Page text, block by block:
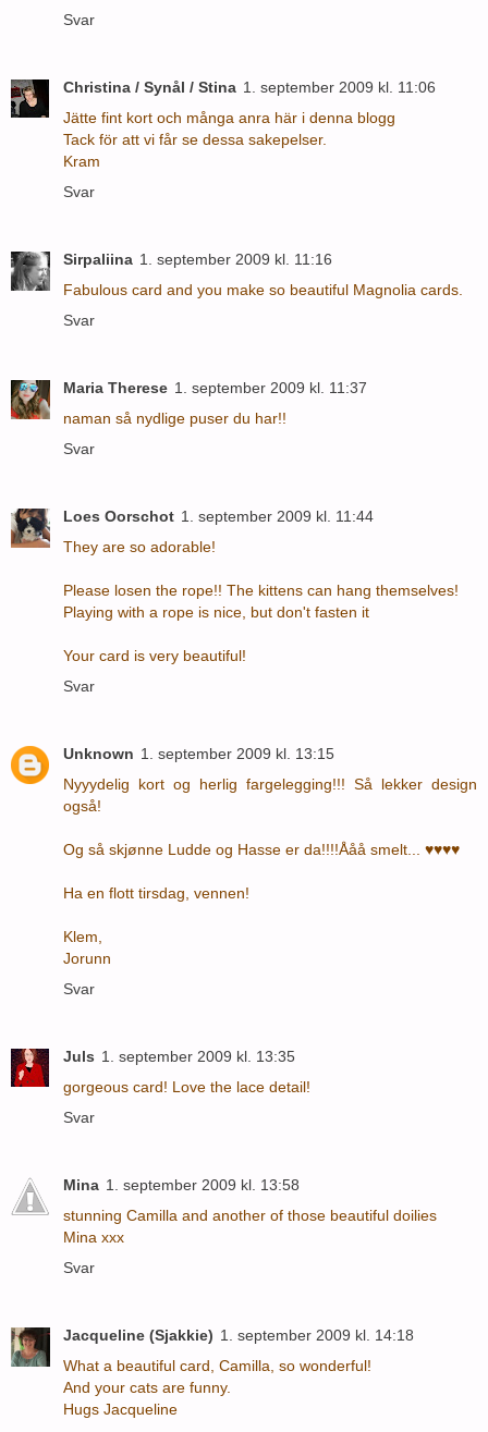
Svar
Christina / Synål / Stina 1. september 2009 kl. 11:06
Jätte fint kort och många anra här i denna blogg
Tack för att vi får se dessa sakepelser.
Kram
Svar
Sirpaliina 1. september 2009 kl. 11:16
Fabulous card and you make so beautiful Magnolia cards.
Svar
Maria Therese 1. september 2009 kl. 11:37
naman så nydlige puser du har!!
Svar
Loes Oorschot 1. september 2009 kl. 11:44
They are so adorable!
Please losen the rope!! The kittens can hang themselves!
Playing with a rope is nice, but don't fasten it
Your card is very beautiful!
Svar
Unknown 1. september 2009 kl. 13:15
Nyyydelig kort og herlig fargelegging!!! Så lekker design
også!
Og så skjønne Ludde og Hasse er da!!!!Ååå smelt... ♥♥♥♥
Ha en flott tirsdag, vennen!
Klem,
Jorunn
Svar
Juls 1. september 2009 kl. 13:35
gorgeous card! Love the lace detail!
Svar
Mina 1. september 2009 kl. 13:58
stunning Camilla and another of those beautiful doilies
Mina xxx
Svar
Jacqueline (Sjakkie) 1. september 2009 kl. 14:18
What a beautiful card, Camilla, so wonderful!
And your cats are funny.
Hugs Jacqueline